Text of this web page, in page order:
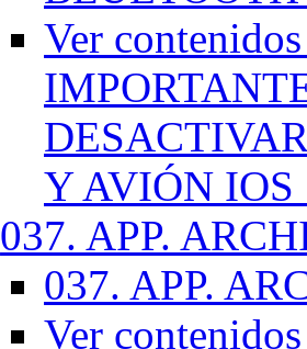
Ver
Y AVIÓN IOS
037. APP.
037. APP.
Ver